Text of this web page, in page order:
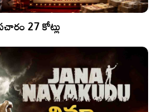
27 కోట్లు